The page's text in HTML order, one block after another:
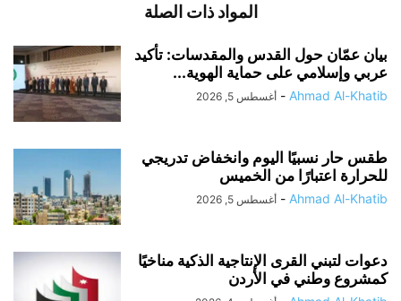
المواد ذات الصلة
بيان عمّان حول القدس والمقدسات: تأكيد
عربي وإسلامي على حماية الهوية...
Ahmad Al-Khatib
- أغسطس 5, 2026
طقس حار نسبيًا اليوم وانخفاض تدريجي
للحرارة اعتبارًا من الخميس
Ahmad Al-Khatib
- أغسطس 5, 2026
دعوات لتبني القرى الإنتاجية الذكية مناخيًا
كمشروع وطني في الأردن